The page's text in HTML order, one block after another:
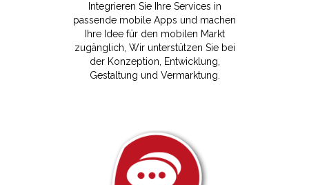
Integrieren Sie Ihre Services in
passende mobile Apps und machen
Ihre Idee für den mobilen Markt
zugänglich, Wir unterstützen Sie bei
der Konzeption, Entwicklung,
Gestaltung und Vermarktung.